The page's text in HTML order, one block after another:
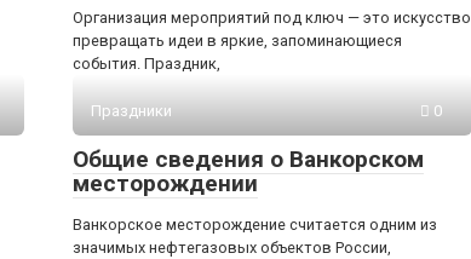
Организация мероприятий под ключ — это искусство
превращать идеи в яркие, запоминающиеся
события. Праздник,
Праздники 0
Общие сведения о Ванкорском
месторождении
Ванкорское месторождение считается одним из
значимых нефтегазовых объектов России,